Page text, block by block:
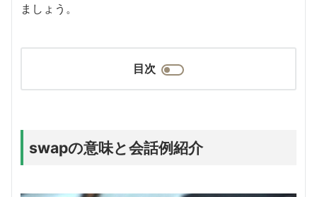
ましょう。
目次
swapの意味と会話例紹介